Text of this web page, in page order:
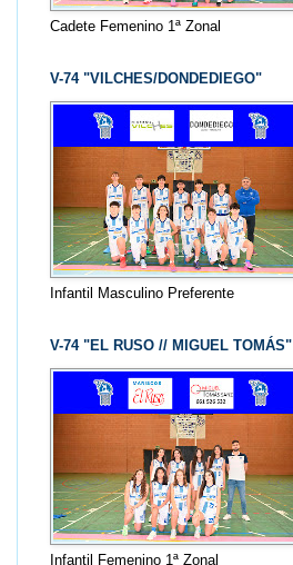
Cadete Femenino 1ª Zonal
V-74 "VILCHES/DONDEDIEGO"
Infantil Masculino Preferente
V-74 "EL RUSO // MIGUEL TOMÁS"
Infantil Femenino 1ª Zonal